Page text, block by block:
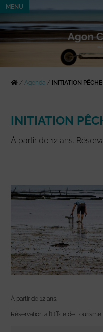
MENU
/Agenda / INITIATION
INITIATION
À partir de 12 ans.
À partir de 12 ans.
Réservation a l’Office de Tourisme.